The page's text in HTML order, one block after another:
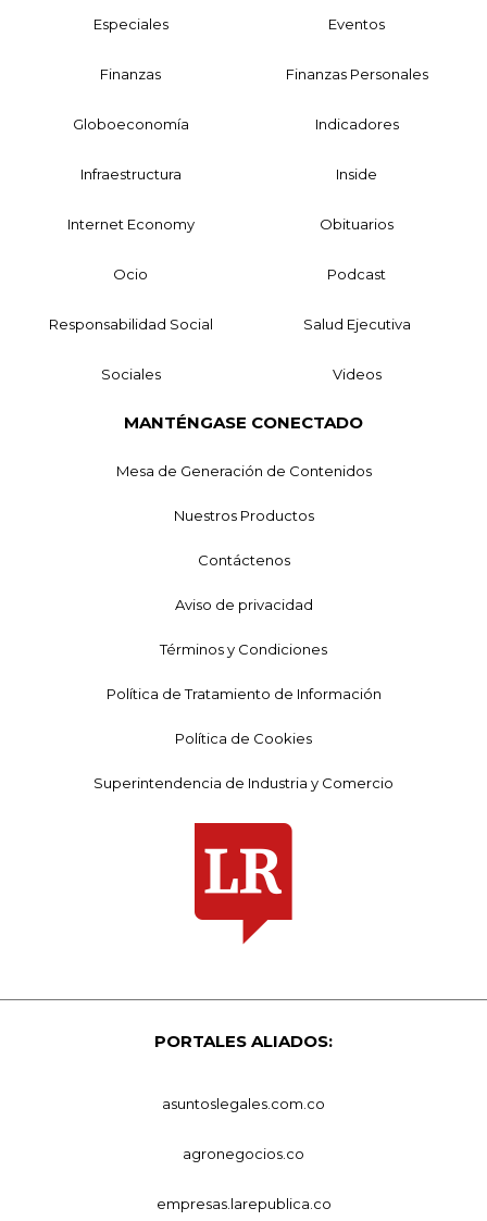
Especiales Eventos
Finanzas Finanzas Personales
Globoeconomía Indicadores
Infraestructura Inside
Internet Economy Obituarios
Ocio Podcast
Responsabilidad Social Salud Ejecutiva
Sociales Videos
MANTÉNGASE CONECTADO
Mesa de Generación de Contenidos
Nuestros Productos
Contáctenos
Aviso de privacidad
Términos y Condiciones
Política de Tratamiento de Información
Política de Cookies
Superintendencia de Industria y Comercio
PORTALES ALIADOS:
asuntoslegales.com.co
agronegocios.co
empresas.larepublica.co